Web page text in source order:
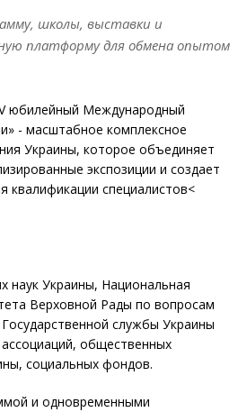
школы, выставки и
платформу для обмена опытом
юбилейный Международный
- масштабное комплексное
Украины, которое объединяет
экспозиции и создает
специалистов<
наук Украины, Национальная
Верховной Рады по вопросам
службы Украины
общественных
социальных фондов.
и одновременными